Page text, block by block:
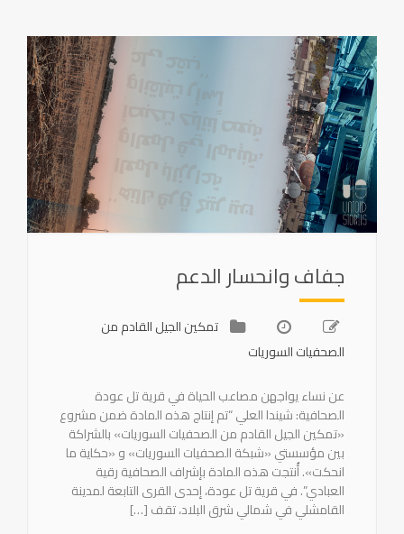
جفاف وانحسار الدعم
تمكين الجيل القادم من
الصحفيات السوريات
عن نساء يواجهن مصاعب الحياة في قرية تل عودة
الصحافية: شيندا العلي “تم إنتاج هذه المادة ضمن مشروع
«تمكين الجيل القادم من الصحفيات السوريات» بالشراكة
بين مؤسستي «شبكة الصحفيات السوريات» و «حكاية ما
انحكت». أُنتجت هذه المادة بإشراف الصحافية رقية
العبادي”. في قرية تل عودة، إحدى القرى التابعة لمدينة
القامشلي في شمالي شرق البلاد، تقف […]